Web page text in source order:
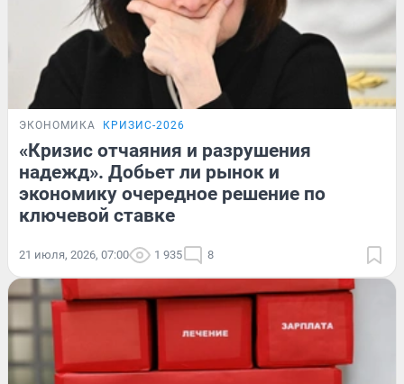
ЭКОНОМИКА КРИЗИС-2026
«Кризис отчаяния и разрушения
надежд». Добьет ли рынок и
экономику очередное решение по
ключевой ставке
21 июля, 2026, 07:00 1 935 8